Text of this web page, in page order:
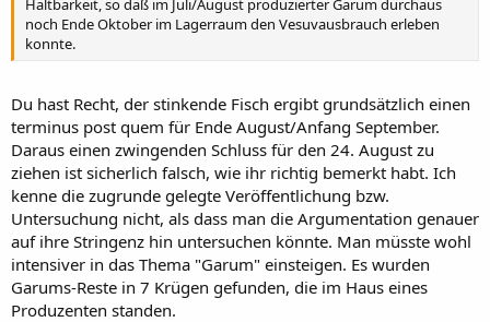
Haltbarkeit, so daß im Juli/August produzierter Garum durchaus
noch Ende Oktober im Lagerraum den Vesuvausbrauch erleben
konnte.
Du hast Recht, der stinkende Fisch ergibt grundsätzlich einen
terminus post quem für Ende August/Anfang September.
Daraus einen zwingenden Schluss für den 24. August zu
ziehen ist sicherlich falsch, wie ihr richtig bemerkt habt. Ich
kenne die zugrunde gelegte Veröffentlichung bzw.
Untersuchung nicht, als dass man die Argumentation genauer
auf ihre Stringenz hin untersuchen könnte. Man müsste wohl
intensiver in das Thema "Garum" einsteigen. Es wurden
Garums-Reste in 7 Krügen gefunden, die im Haus eines
Produzenten standen.